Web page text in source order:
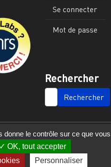
Se connecter
Mot de passe
Rechercher
SEARCH
le contrôle sur ce que vous
OK, tout accepter
Personnaliser